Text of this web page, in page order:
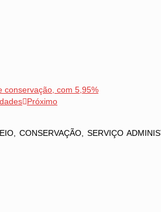
conservação, com 5,95%
Próximo
CONSERVAÇÃO, SERVIÇO